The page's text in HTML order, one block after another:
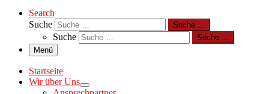
Search
Suche
Suche …
Suche
Suche …
Menü
Startseite
Wir über Uns